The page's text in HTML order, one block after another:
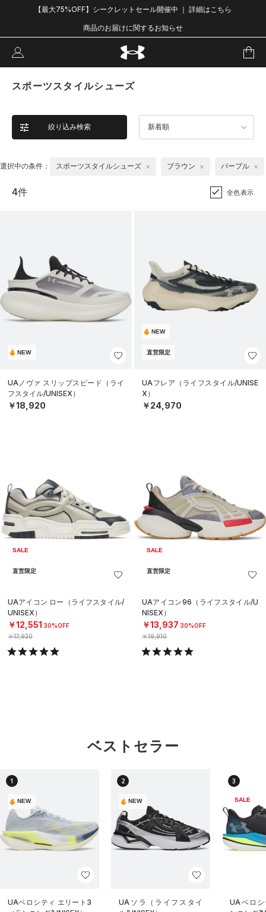
【最大75%OFF】シークレットセール開催中 ｜ 詳細はこちら
商品のお届けに関するお知らせ
スポーツスタイルシューズ
絞り込み検索 新着順
選択中の条件： スポーツスタイルシューズ ブラウン パープル
4件 全色表示
NEW
UAノヴァ スリップスピード（ライ
フスタイル/UNISEX）
￥18,920
NEW
直営限定
UAフレア（ライフスタイル/UNISE
X）
￥24,970
SALE
直営限定
UAアイコン ロー（ライフスタイル/
UNISEX）
￥12,551 30%OFF
￥17,930
SALE
直営限定
UAアイコン96（ライフスタイル/U
NISEX）
￥13,937 30%OFF
￥19,910
ベストセラー
1
NEW
UAベロシティ エリート3
2
NEW
UAソラ（ライフスタイ
3
SALE
UAベロ